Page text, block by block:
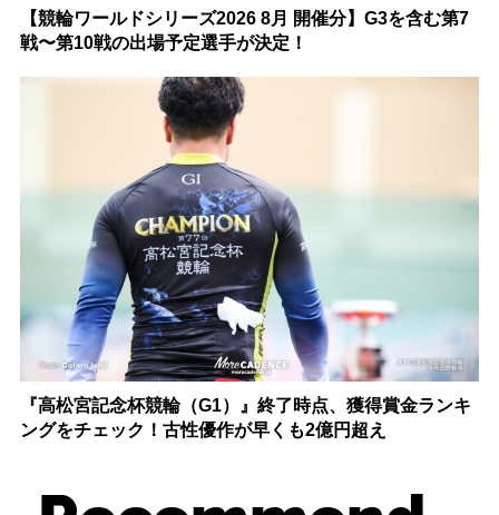
【競輪ワールドシリーズ2026 8月 開催分】G3を含む第7
戦〜第10戦の出場予定選手が決定！
『高松宮記念杯競輪（G1）』終了時点、獲得賞金ランキ
ングをチェック！古性優作が早くも2億円超え